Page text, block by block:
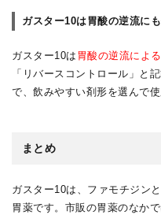
ガスター10は胃酸の逆流に
ガスター10は 胃酸の逆流によ
「リバースコントロール」と
で、飲みやすい剤形を選んで使
まとめ
ガスター10は、ファモチジン
胃薬です。市販の胃薬のなか